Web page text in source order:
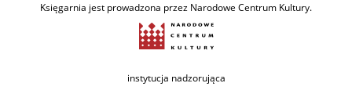
Księgarnia jest prowadzona przez Narodowe Centrum Kultury.
instytucja nadzorującaMinisterstwo Kultury i